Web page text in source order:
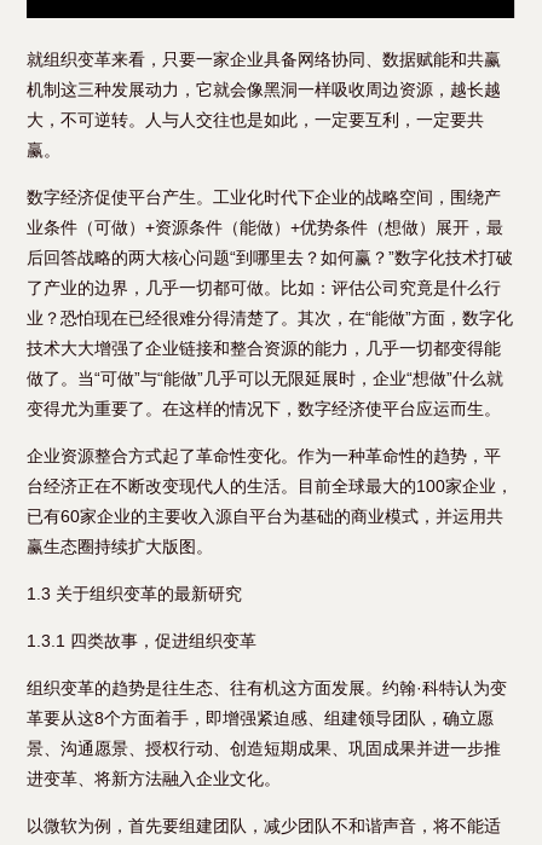
就组织变革来看，只要一家企业具备网络协同、数据赋能和共赢
机制这三种发展动力，它就会像黑洞一样吸收周边资源，越长越
大，不可逆转。人与人交往也是如此，一定要互利，一定要共
赢。
数字经济促使平台产生。工业化时代下企业的战略空间，围绕产
业条件（可做）+资源条件（能做）+优势条件（想做）展开，最
后回答战略的两大核心问题“到哪里去？如何赢？”数字化技术打破
了产业的边界，几乎一切都可做。比如：评估公司究竟是什么行
业？恐怕现在已经很难分得清楚了。其次，在“能做”方面，数字化
技术大大增强了企业链接和整合资源的能力，几乎一切都变得能
做了。当“可做”与“能做”几乎可以无限延展时，企业“想做”什么就
变得尤为重要了。在这样的情况下，数字经济使平台应运而生。
企业资源整合方式起了革命性变化。作为一种革命性的趋势，平
台经济正在不断改变现代人的生活。目前全球最大的100家企业，
已有60家企业的主要收入源自平台为基础的商业模式，并运用共
赢生态圈持续扩大版图。
1.3 关于组织变革的最新研究
1.3.1 四类故事，促进组织变革
组织变革的趋势是往生态、往有机这方面发展。约翰·科特认为变
革要从这8个方面着手，即增强紧迫感、组建领导团队，确立愿
景、沟通愿景、授权行动、创造短期成果、巩固成果并进一步推
进变革、将新方法融入企业文化。
以微软为例，首先要组建团队，减少团队不和谐声音，将不能适